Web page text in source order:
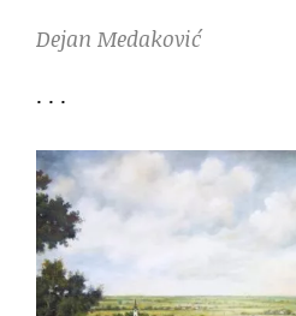
Dejan Medaković
. . .